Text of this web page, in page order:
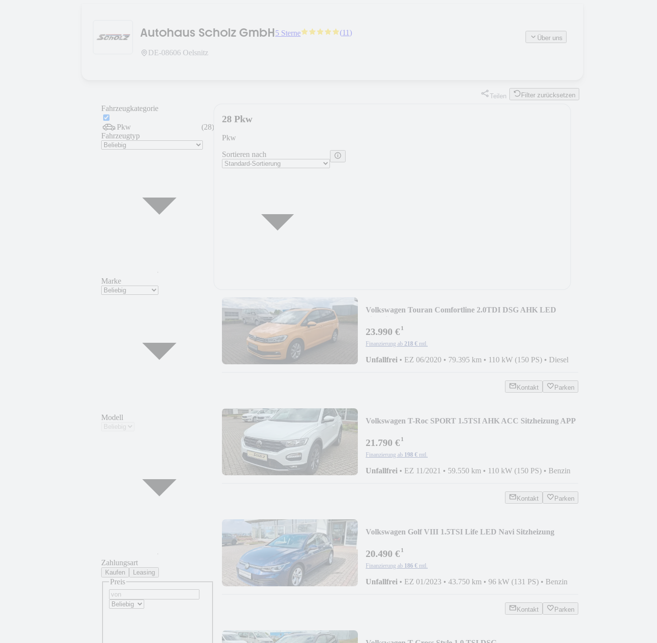
Autohaus Scholz GmbH5 Sterne (11)
DE-08606 Oelsnitz
Über uns
Teilen Filter zurücksetzen
Fahrzeugkategorie
Pkw (28)
Fahrzeugtyp
Marke
Modell
Zahlungsart
Kaufen Leasing
Preis
28 Pkw
Pkw
Sortieren nach
Volkswagen Touran Comfortline 2.0TDI DSG AHK LED
23.990 €¹
Finanzierung ab 218 € mtl.
Unfallfrei • EZ 06/2020 • 79.395 km • 110 kW (150 PS) • Diesel
Kontakt Parken
Volkswagen T-Roc SPORT 1.5TSI AHK ACC Sitzheizung APP
21.790 €¹
Finanzierung ab 198 € mtl.
Unfallfrei • EZ 11/2021 • 59.550 km • 110 kW (150 PS) • Benzin
Kontakt Parken
Volkswagen Golf VIII 1.5TSI Life LED Navi Sitzheizung
20.490 €¹
Finanzierung ab 186 € mtl.
Unfallfrei • EZ 01/2023 • 43.750 km • 96 kW (131 PS) • Benzin
Kontakt Parken